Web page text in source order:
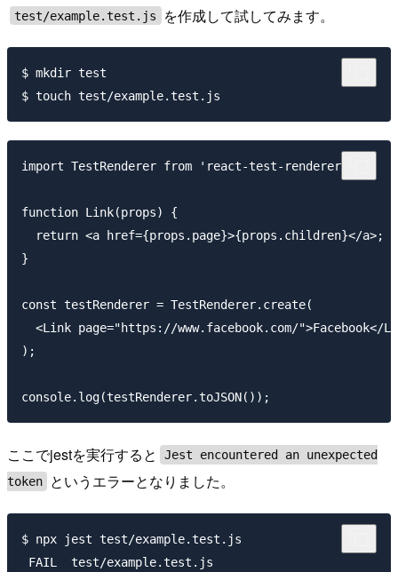
test/example.test.js を作成して試してみます。
$ mkdir test
import TestRenderer from 'react-test-renderer';
function Link(props) {
  return <a href={props.page}>{props.children}</a>;
}
const testRenderer = TestRenderer.create(
<Link page="https://www.facebook.com/">Facebook</
);
ここでjestを実行すると
Jest encountered an unexpected
token
というエラーとなりました。
$ npx jest test/example.test.js
FAIL  test/example.test.js